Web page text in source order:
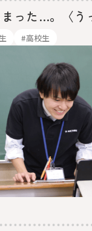
った…。〈う
#高校生